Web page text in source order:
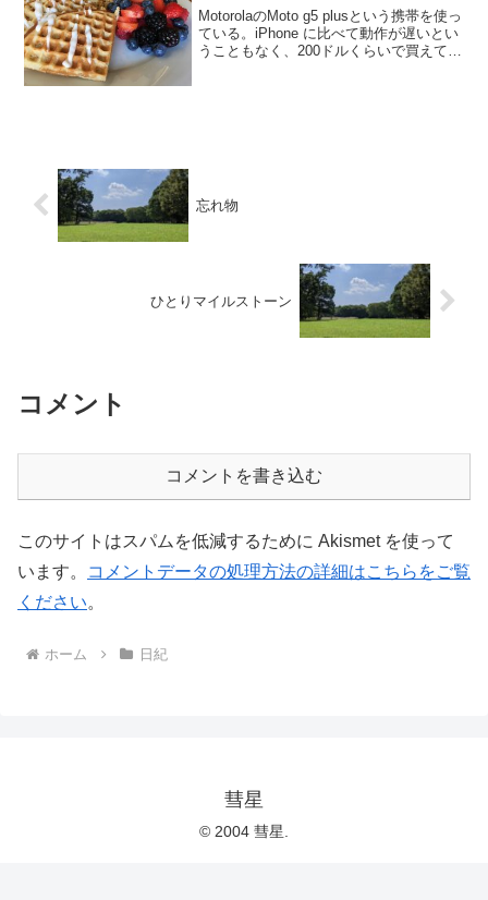
MotorolaのMoto g5 plusという携帯を使っ
ている。iPhone に比べて動作が遅いとい
うこともなく、200ドルくらいで買えて、
忘れ物
ひとりマイルストーン
コメント
コメントを書き込む
このサイトはスパムを低減するために Akismet を使って
います。
コメントデータの処理方法の詳細はこちらをご覧
ください。
ホーム 日紀
彗星
© 2004 彗星.